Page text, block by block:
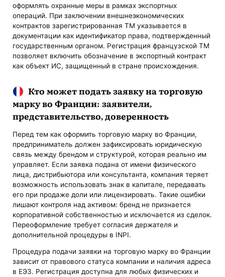
оформлять охранные меры в рамках экспортных
операций. При заключении внешнеэкономических
контрактов зарегистрированная ТМ указывается в
документации как идентификатор права, подтвержденный
государственным органом. Регистрация французской ТМ
позволяет включить обозначение в экспортный контракт
как объект ИС, защищенный в стране происхождения.
Кто может подать заявку на торговую
марку во Франции: заявители,
представительство, доверенность
Перед тем как оформить торговую марку во Франции,
предприниматель должен зафиксировать юридическую
связь между брендом и структурой, которая реально им
управляет. Если заявка подана от имени физического
лица, дистрибьютора или консультанта, компания теряет
возможность использовать знак в капитале, передавать
его при продаже доли или лицензировать. Такие ошибки
лишают контроля над активом: бренд не признается
корпоративной собственностью и исключается из сделок.
Переоформление требует согласия держателя и
дополнительной процедуры в INPI.
Процедура подачи заявки на торговую марку во Франции
зависит от правового статуса компании и наличия адреса
в ЕЭЗ. Регистрация доступна для любых физических и